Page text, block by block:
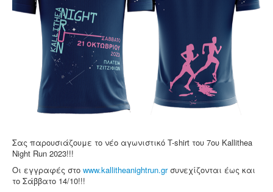
Επικοινωνία
Σας παρουσιάζουμε το νέο αγωνιστικό T-shirt του 7ου Kallithea
Night Run 2023!!!
Οι εγγραφές στο www.kallitheanightrun.grσυνεχίζονται έως και
το Σάββατο 14/10!!!